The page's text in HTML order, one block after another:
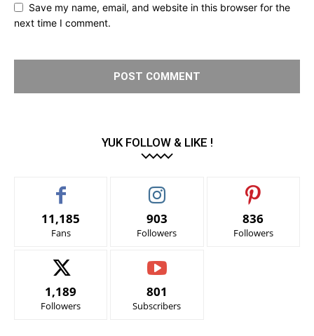
Save my name, email, and website in this browser for the
next time I comment.
YUK FOLLOW & LIKE !
11,185
Fans
903
Followers
836
Followers
1,189
Followers
801
Subscribers